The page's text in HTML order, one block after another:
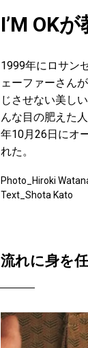
I’M OK
1999年にロサン
ェーファーさん
じさせない美し
んな目の肥えた
年10月26日にオ
れた。
Photo_Hiroki
Text_Shota Kato
流れに身を